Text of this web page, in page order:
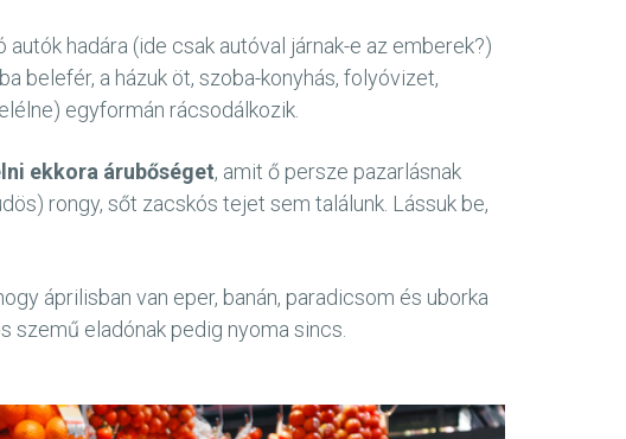
hadára (ide csak autóval járnak-e az emberek?)
belefér, a házuk öt, szoba-konyhás, folyóvizet,
egyformán rácsodálkozik.
ekkora árubőséget, amit ő persze pazarlásnak
rongy, sőt zacskós tejet sem találunk. Lássuk be,
áprilisban van eper, banán, paradicsom és uborka
szemű eladónak pedig nyoma sincs.